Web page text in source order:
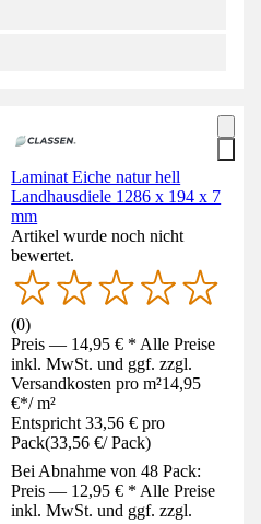
Laminat Eiche natur hell
Landhausdiele 1286 x 194 x 7
mm
Artikel wurde noch nicht
bewertet.
(0)
Preis — 14,95 € * Alle Preise
inkl. MwSt. und ggf. zzgl.
Versandkosten pro m²14,95
€*/ m²
Entspricht 33,56 € pro
Pack(33,56 €/ Pack)
Bei Abnahme von 48 Pack:
Preis — 12,95 € * Alle Preise
inkl. MwSt. und ggf. zzgl.